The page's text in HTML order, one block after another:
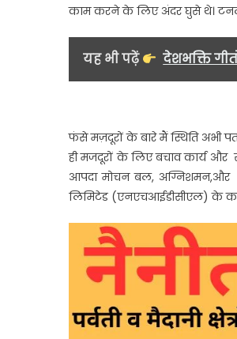
काम करने के लिए अंदर घुसे थे। टनल
यह भी पढ़ें देशभक्ति
फंसे मज़दूरों के बारे मैं स्थिति अभी
ही मजदूरों के लिए बचाव कार्य और
आपदा मोचन बल, अग्निशमन,और
लिमिटेड (एनएचआईडीसीएल) के